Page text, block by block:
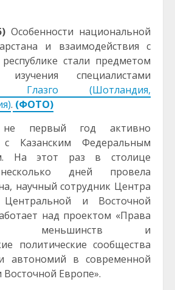
Особенности национальной
и взаимодействия с
стали предметом
специалистами
Глазго (Шотландия,
. (ФОТО)
не первый год активно
с Казанским Федеральным
На этот раз в столице
дней провела
научный сотрудник Центра
Центральной и Восточной
над проектом «Права
меньшинств и
политические сообщества
автономий в современной
Европе».